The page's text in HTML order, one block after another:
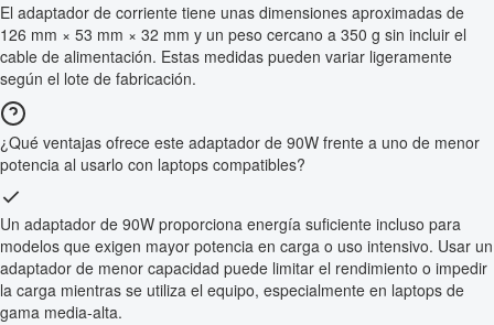
El adaptador de corriente tiene unas dimensiones aproximadas de
126 mm × 53 mm × 32 mm y un peso cercano a 350 g sin incluir el
cable de alimentación. Estas medidas pueden variar ligeramente
según el lote de fabricación.
¿Qué ventajas ofrece este adaptador de 90W frente a uno de menor
potencia al usarlo con laptops compatibles?
Un adaptador de 90W proporciona energía suficiente incluso para
modelos que exigen mayor potencia en carga o uso intensivo. Usar un
adaptador de menor capacidad puede limitar el rendimiento o impedir
la carga mientras se utiliza el equipo, especialmente en laptops de
gama media-alta.